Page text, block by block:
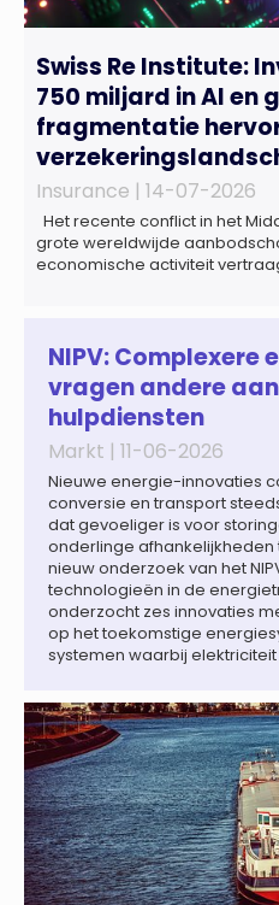
Swiss Re Institute:
750 miljard in AI en
fragmentatie
Insurance | 14-07-2026
Het recente conflict in het
grote wereldwijde
economische activiteit
wereldwijd naar verwachting
NIPV: Complexere
vragen andere
hulpdiensten
Markt | 11-06-2026
Nieuwe energie-innovaties
conversie en transport
dat gevoeliger is voor
onderlinge afhankelijkheden
nieuw onderzoek van het
technologieën in de
onderzocht zes innovaties
op het toekomstige
systemen waarbij elektriciteit